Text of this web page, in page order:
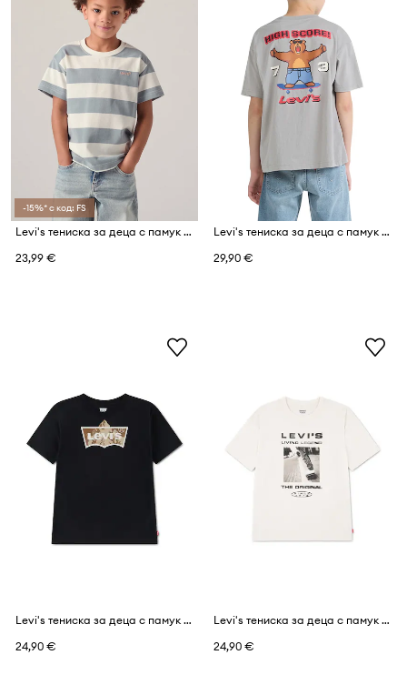
-15%* с код: FS
Levi's тениска за деца с памук BIG STRIPE TEE
23,99 €
Levi's тениска за деца с памук PIXELATED BEAR TEE
29,90 €
Levi's тениска за деца с памук TALLEST PEAK BATWING TEE
24,90 €
Levi's тениска за деца с памук SKATE LEGEND TEE
24,90 €